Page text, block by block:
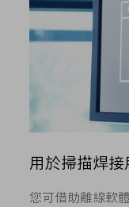
用於掃描焊
您可借助離線軟